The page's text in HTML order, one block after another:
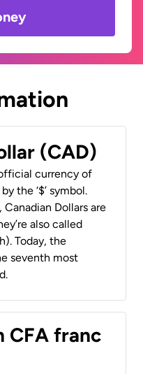
(CAD)
currency of
the ‘$’ symbol.
Dollars are
also called
Today, the
seventh most
CFA franc